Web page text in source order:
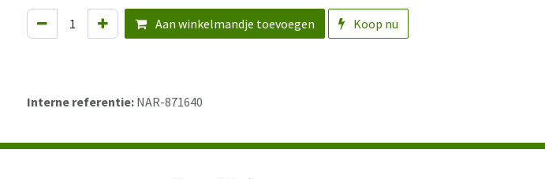
Aan winkelmandje toevoegen Koop nu
Interne referentie: NAR-871640